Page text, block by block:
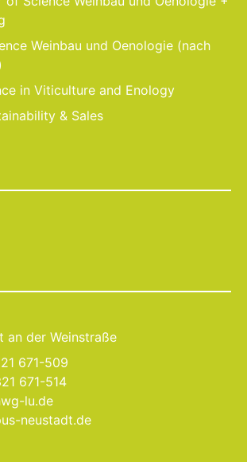
Weinbau und Oenologie (nach
in Viticulture and Enology
& Sales
an der Weinstraße
671-509
671-514
lu.de
neustadt.de